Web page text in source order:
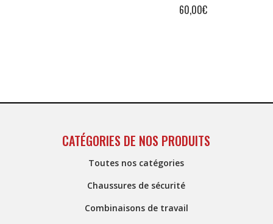
60,00€
CATÉGORIES DE NOS PRODUITS
Toutes nos catégories
Chaussures de sécurité
Combinaisons de travail